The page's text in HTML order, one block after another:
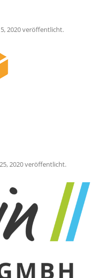
2020veröffentlicht.
2020veröffentlicht.